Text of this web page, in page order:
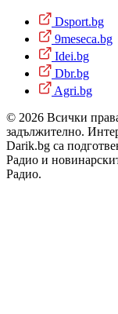
Dsport.bg
9meseca.bg
Idei.bg
Dbr.bg
Agri.bg
© 2026 Всички
задължително.
Darik.bg са
Радио и
Радио.